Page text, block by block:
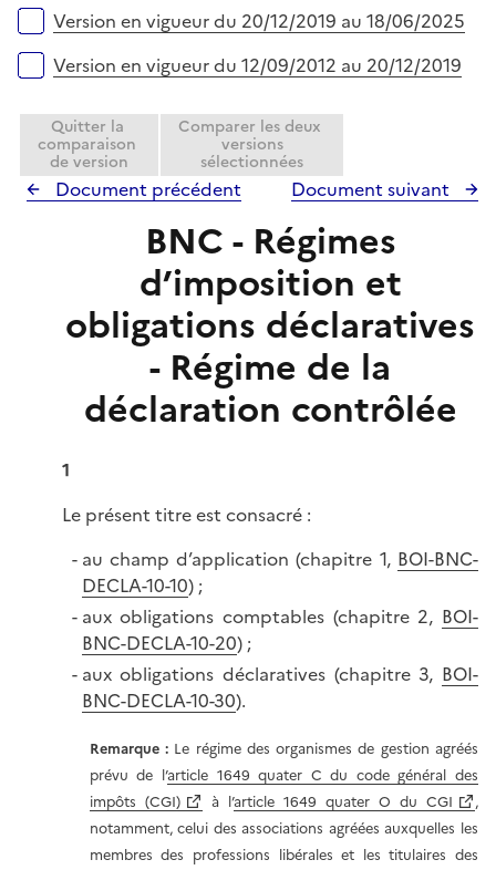
e
e
Version en vigueur du 20/12/2019 au 18/06/2025
Version en vigueur du 12/09/2012 au 20/12/2019
Quitter la
comparaison
de version
Comparer les deux
versions
sélectionnées
Document précédent Document suivant
BNC - Régimes
d’imposition et
obligations déclaratives
- Régime de la
déclaration contrôlée
1
Le présent titre est consacré :
au champ d’application (chapitre 1, BOI-BNC-
DECLA-10-10) ;
aux obligations comptables (chapitre 2, BOI-
BNC-DECLA-10-20) ;
aux obligations déclaratives (chapitre 3, BOI-
BNC-DECLA-10-30).
Remarque : Le régime des organismes de gestion agréés
prévu de l’article 1649 quater C du code général des
impôts (CGI)
à l’article 1649 quater O du CGI
,
notamment, celui des associations agréées auxquelles les
membres des professions libérales et les titulaires des